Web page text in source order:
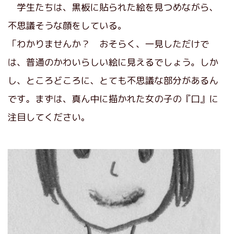
学生たちは、黒板に貼られた絵を見つめながら、
不思議そうな顔をしている。
「わかりませんか？ おそらく、一見しただけで
は、普通のかわいらしい絵に見えるでしょう。しか
し、ところどころに、とても不思議な部分があるん
です。まずは、真ん中に描かれた女の子の『口』に
注目してください。